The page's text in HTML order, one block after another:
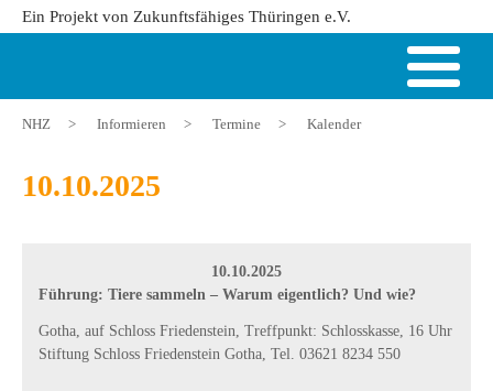
Ein Projekt von Zukunftsfähiges Thüringen e.V.
NHZ > Informieren > Termine > Kalender
10.10.2025
10.10.2025
Führung: Tiere sammeln – Warum eigentlich? Und wie?
Gotha, auf Schloss Friedenstein, Treffpunkt: Schlosskasse, 16 Uhr
Stiftung Schloss Friedenstein Gotha, Tel. 03621 8234 550